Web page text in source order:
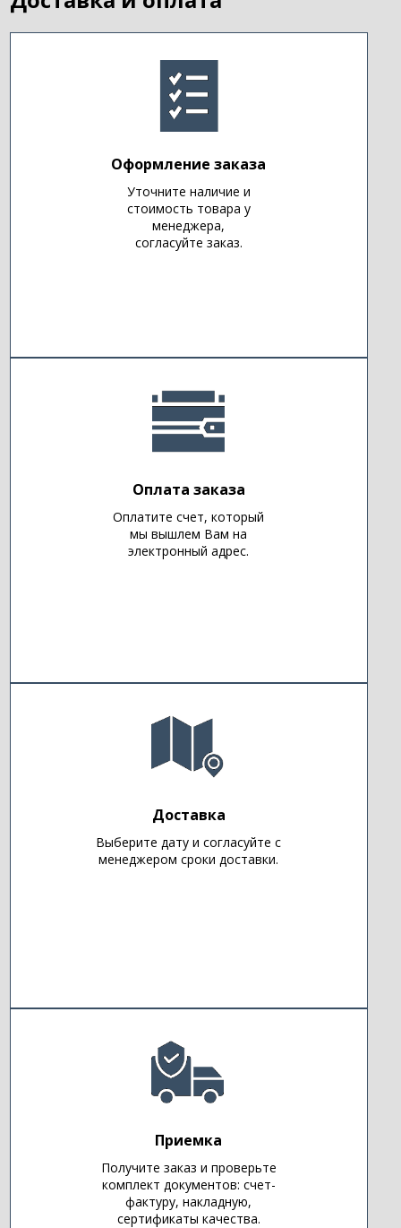
Оформление заказа
Уточните наличие и
стоимость товара у
менеджера,
согласуйте заказ.
Оплата заказа
Оплатите счет, который
мы вышлем Вам на
электронный адрес.
Доставка
Выберите дату и согласуйте с
менеджером сроки доставки.
Приемка
Получите заказ и проверьте
комплект документов: счет-
фактуру, накладную,
сертификаты качества.